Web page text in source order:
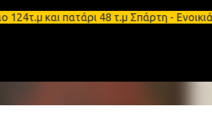
Μετάβαση στο κύριο περιεχόμενο
και πατάρι 48 τ.μ Σπάρτη -